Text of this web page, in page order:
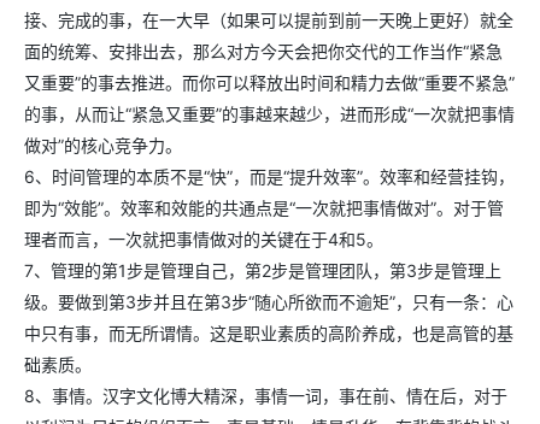
接、完成的事，在一大早（如果可以提前到前一天晚上更好）就全
面的统筹、安排出去，那么对方今天会把你交代的工作当作“紧急
又重要”的事去推进。而你可以释放出时间和精力去做“重要不紧急”
的事，从而让“紧急又重要”的事越来越少，进而形成“一次就把事情
做对”的核心竞争力。
6、时间管理的本质不是“快”，而是“提升效率”。效率和经营挂钩，
即为“效能”。效率和效能的共通点是“一次就把事情做对”。对于管
理者而言，一次就把事情做对的关键在于4和5。
7、管理的第1步是管理自己，第2步是管理团队，第3步是管理上
级。要做到第3步并且在第3步“随心所欲而不逾矩”，只有一条：心
中只有事，而无所谓情。这是职业素质的高阶养成，也是高管的基
础素质。
8、事情。汉字文化博大精深，事情一词，事在前、情在后，对于